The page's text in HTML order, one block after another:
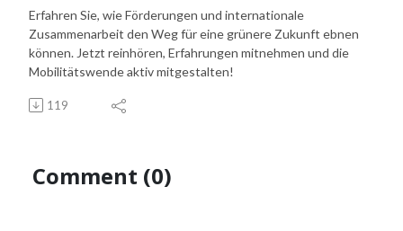
Erfahren Sie, wie Förderungen und internationale
Zusammenarbeit den Weg für eine grünere Zukunft ebnen
können. Jetzt reinhören, Erfahrungen mitnehmen und die
Mobilitätswende aktiv mitgestalten!
119
Comment (0)